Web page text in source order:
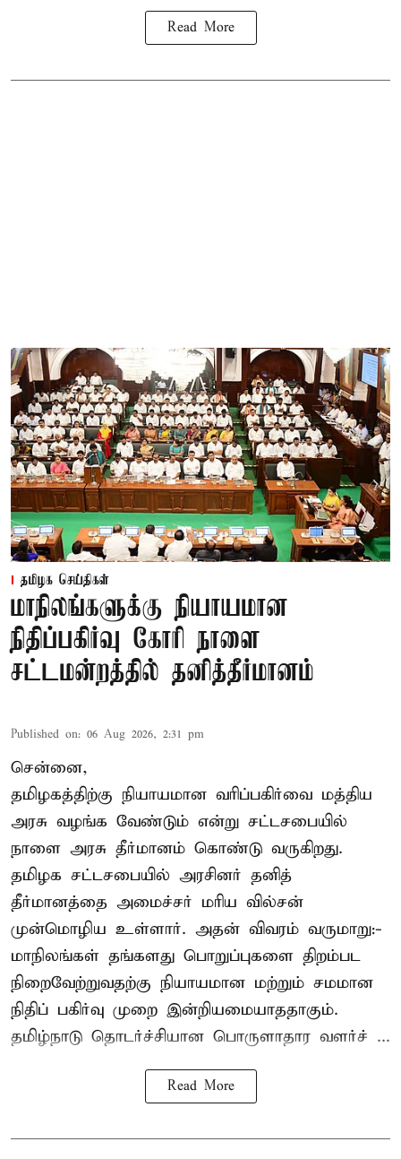
Read More
தமிழக செய்திகள்
மாநிலங்களுக்கு நியாயமான
நிதிப்பகிர்வு கோரி நாளை
சட்டமன்றத்தில் தனித்தீர்மானம்
Published on: 06 Aug 2026, 2:31 pm
சென்னை,
தமிழகத்திற்கு நியாயமான வரிப்பகிர்வை மத்திய
அரசு வழங்க வேண்டும் என்று சட்டசபையில்
நாளை அரசு தீர்மானம் கொண்டு வருகிறது.
தமிழக சட்டசபையில் அரசினர் தனித்
தீர்மானத்தை அமைச்சர் மரிய வில்சன்
முன்மொழிய உள்ளார். அதன் விவரம் வருமாறு:-
மாநிலங்கள் தங்களது பொறுப்புகளை திறம்பட
நிறைவேற்றுவதற்கு நியாயமான மற்றும் சமமான
நிதிப் பகிர்வு முறை இன்றியமையாததாகும்.
தமிழ்நாடு தொடர்ச்சியான பொருளாதார வளர்ச் ...
Read More